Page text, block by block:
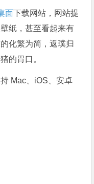
面下载网站，网站提
纸，甚至看起来有
化繁为简，返璞归
的胃口。
Mac、iOS、安卓